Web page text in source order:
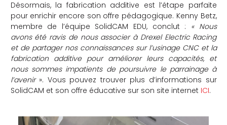
Désormais, la fabrication additive est l’étape parfaite
pour enrichir encore son offre pédagogique. Kenny Betz,
membre de l’équipe SolidCAM EDU, conclut : « Nous
avons été ravis de nous associer à Drexel Electric Racing
et de partager nos connaissances sur l’usinage CNC et la
fabrication additive pour améliorer leurs capacités, et
nous sommes impatients de poursuivre le parrainage à
l’avenir ». Vous pouvez trouver plus d’informations sur
SolidCAM et son offre éducative sur son site internet ICI.